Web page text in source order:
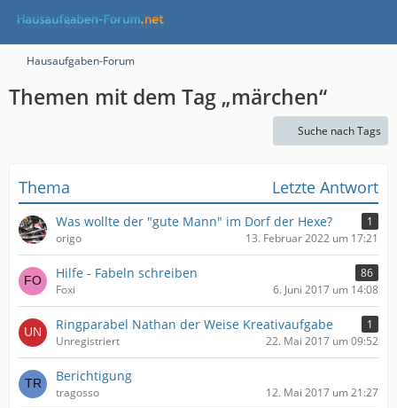
Hausaufgaben-Forum
Themen mit dem Tag „märchen“
Suche nach Tags
Thema Letzte Antwort
Was wollte der "gute Mann" im Dorf der Hexe?
1
origo
13. Februar 2022 um 17:21
Hilfe - Fabeln schreiben
86
Foxi
6. Juni 2017 um 14:08
Ringparabel Nathan der Weise Kreativaufgabe
1
Unregistriert
22. Mai 2017 um 09:52
Berichtigung
tragosso 12. Mai 2017 um 21:27